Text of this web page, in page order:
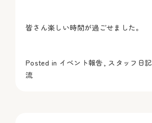
皆さん楽しい時間が過ごせました。
Posted in イベント報告, スタッフ日記
流